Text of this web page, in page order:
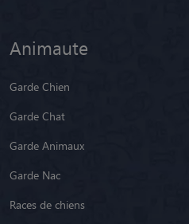
Animaute
Garde Chien
Garde Chat
Garde Animaux
Garde Nac
Races de chiens